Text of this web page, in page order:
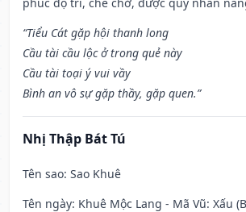
“Tiểu Cát gặp hội thanh long
Cầu tài cầu lộc ở trong quẻ này
Cầu tài toại ý vui vầy
Bình an vô sự gặp thầy, gặp quen.”
Nhị Thập Bát Tú
Tên sao: Sao Khuê
Tên ngày: Khuê Mộc Lang - Mã Vũ: Xấu